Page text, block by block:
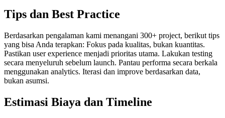
Tips dan Best Practice
Berdasarkan pengalaman kami menangani 300+ project, berikut tips
yang bisa Anda terapkan: Fokus pada kualitas, bukan kuantitas.
Pastikan user experience menjadi prioritas utama. Lakukan testing
secara menyeluruh sebelum launch. Pantau performa secara berkala
menggunakan analytics. Iterasi dan improve berdasarkan data,
bukan asumsi.
Estimasi Biaya dan Timeline